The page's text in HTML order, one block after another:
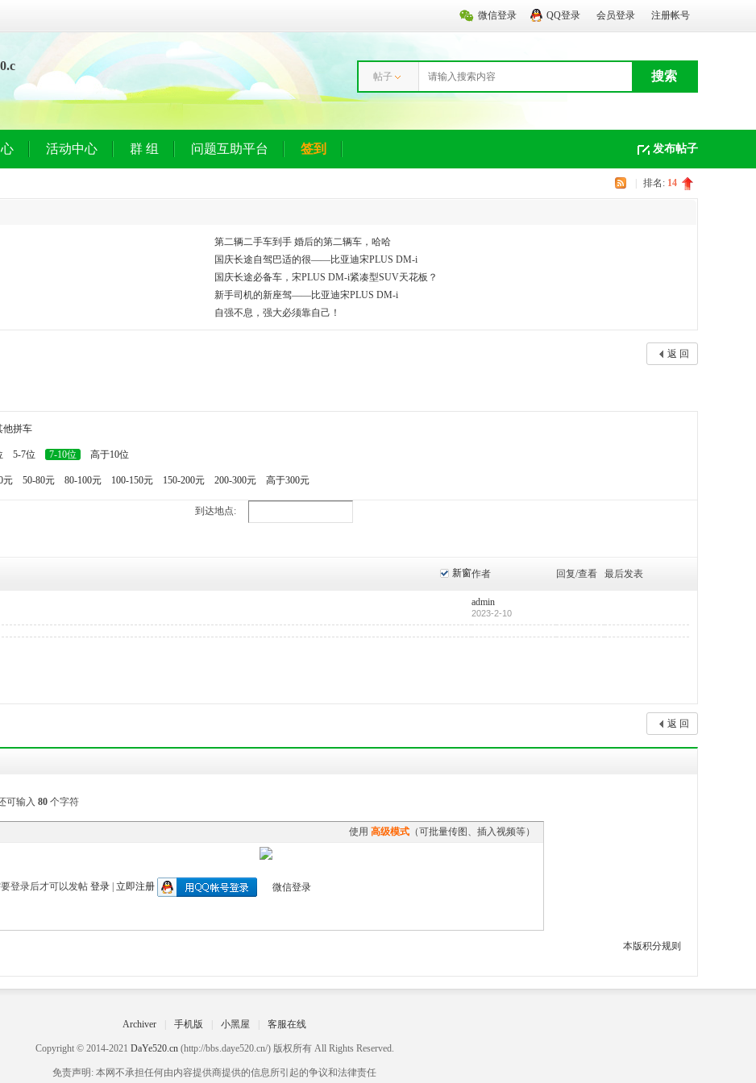
微信登录 QQ登录 会员登录 注册帐号
帖子 搜索
发布帖子
活动中心 群 组 问题互助平台 签到
排名: 14
第二辆二手车到手 婚后的第二辆车，哈哈
国庆长途自驾巴适的很——比亚迪宋PLUS DM-i
国庆长途必备车，宋PLUS DM-i紧凑型SUV天花板？
新手司机的新座驾——比亚迪宋PLUS DM-i
自强不息，强大必须靠自己！
返 回
他拼车
5-7位 7-10位 高于10位
元 50-80元 80-100元 100-150元 150-200元 200-300元 高于300元
到达地点:
新窗作者 回复/查看 最后发表
admin
2023-2-10
返 回
可输入 80 个字符
使用 高级模式 （可批量传图、插入视频等）
登录后才可以发帖 登录| 立即注册
本版积分规则
Archiver 手机版 小黑屋 客服在线
Copyright © 2014-2021 DaYe520.cn(http://bbs.daye520.cn/) 版权所有 All Rights Reserved.
免责声明: 本网不承担任何由内容提供商提供的信息所引起的争议和法律责任